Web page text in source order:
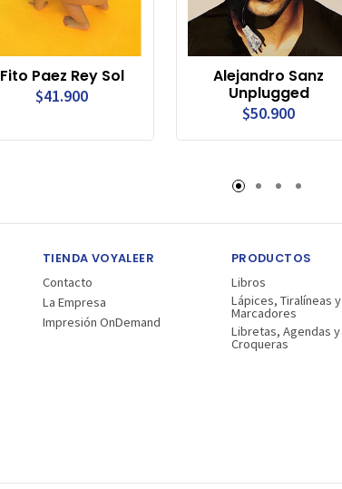
Fito Paez Rey Sol
$41.900
Alejandro Sanz
Unplugged
$50.900
TIENDA VOYALEER
Contacto
La Empresa
Impresión OnDemand
PRODUCTOS
Libros
Lápices, Tiralíneas y
Marcadores
Libretas, Agendas y
Croqueras